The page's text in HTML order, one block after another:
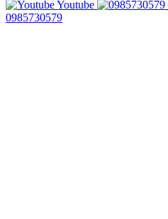
Youtube
0985730579